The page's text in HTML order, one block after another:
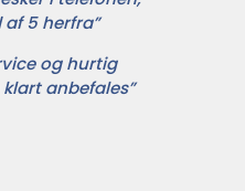
5 herfra”
og hurtig
anbefales”